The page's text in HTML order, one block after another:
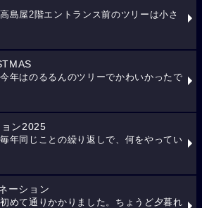
島屋2階エントランス前のツリーは小さ
今年はのるるんのツリーでかわいかったで
ン2025
毎年同じことの繰り返しで、何をやってい
ーション
めて通りかかりました。ちょうど夕暮れ